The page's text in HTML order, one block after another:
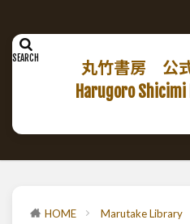
丸竹書房 公
Harugoro
HOME Marutake Library